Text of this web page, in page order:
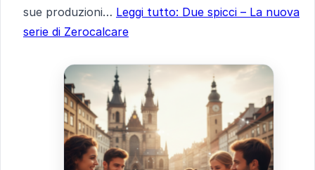
sue produzioni… Leggi tutto: Due spicci – La nuova
serie di Zerocalcare